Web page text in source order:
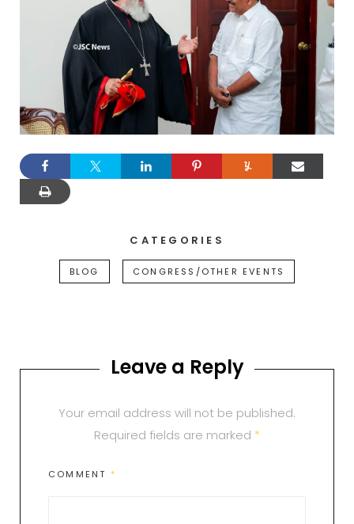
CATEGORIES
BLOG CONGRESS/OTHER EVENTS
Leave a Reply
Your email address will not be published.
Required fields are marked *
COMMENT *